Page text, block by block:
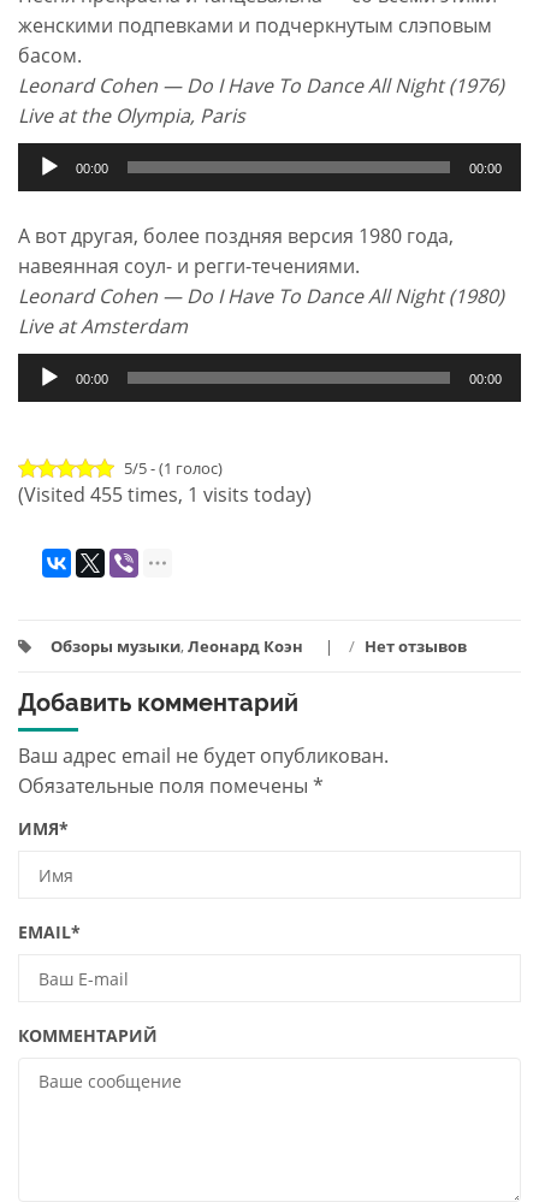
женскими подпевками и подчеркнутым слэповым
басом.
Leonard Cohen — Do I Have To Dance All Night (1976)
Live at the Olympia, Paris
Аудиоплеер
00:00 00:00
А вот другая, более поздняя версия 1980 года,
навеянная соул- и регги-течениями.
Leonard Cohen — Do I Have To Dance All Night (1980)
Live at Amsterdam
Аудиоплеер
00:00 00:00
5/5 - (1 голос)
(Visited 455 times, 1 visits today)
Обзоры музыки,Леонард Коэн / Нет отзывов
Добавить комментарий
Ваш адрес email не будет опубликован.
Обязательные поля помечены *
ИМЯ*
EMAIL*
КОММЕНТАРИЙ